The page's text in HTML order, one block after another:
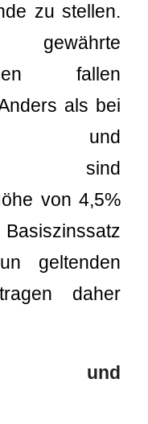
zu stellen.
fallen
als bei
und
sind
von 4,5%
geltenden
daher
und